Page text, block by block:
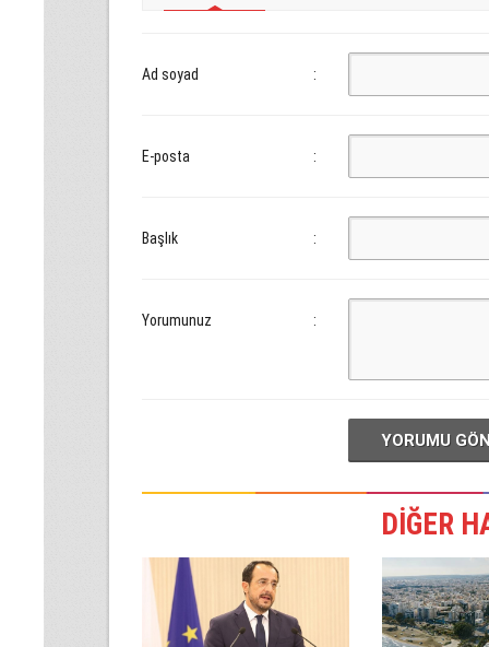
Ad soyad :
E-posta :
Başlık :
Yorumunuz :
YORUMU
DİĞER